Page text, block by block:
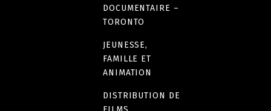
DOCUMENTAIRE –
TORONTO
JEUNESSE,
FAMILLE ET
ANIMATION
DISTRIBUTION DE
EN IMAGES